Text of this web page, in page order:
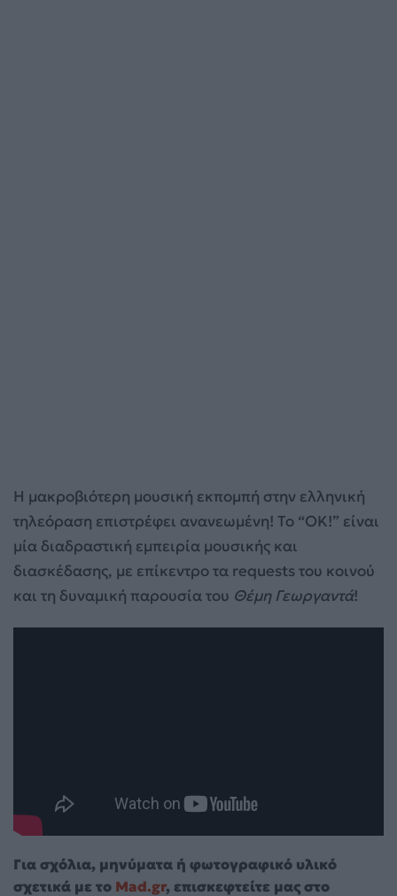
Η μακροβιότερη μουσική εκπομπή στην ελληνική
τηλεόραση επιστρέφει ανανεωμένη! Το “OK!” είναι
μία διαδραστική εμπειρία μουσικής και
διασκέδασης, με επίκεντρο τα requests του κοινού
και τη δυναμική παρουσία του Θέμη Γεωργαντά!
Για σχόλια, μηνύματα ή φωτογραφικό υλικό
σχετικά με το Mad.gr, επισκεφτείτε μας στο